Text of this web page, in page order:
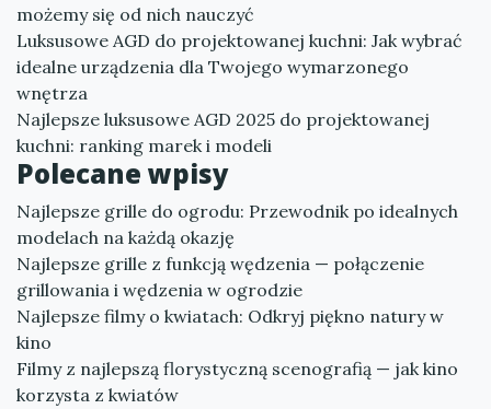
możemy się od nich nauczyć
Luksusowe AGD do projektowanej kuchni: Jak wybrać
idealne urządzenia dla Twojego wymarzonego
wnętrza
Najlepsze luksusowe AGD 2025 do projektowanej
kuchni: ranking marek i modeli
Polecane wpisy
Najlepsze grille do ogrodu: Przewodnik po idealnych
modelach na każdą okazję
Najlepsze grille z funkcją wędzenia — połączenie
grillowania i wędzenia w ogrodzie
Najlepsze filmy o kwiatach: Odkryj piękno natury w
kino
Filmy z najlepszą florystyczną scenografią — jak kino
korzysta z kwiatów